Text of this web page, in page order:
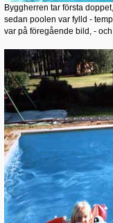
Byggherren tar första
sedan poolen var fylld -
var på föregående bild, -